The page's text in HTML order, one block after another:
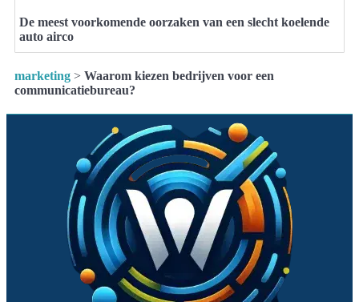
De meest voorkomende oorzaken van een slecht koelende
auto airco
marketing > Waarom kiezen bedrijven voor een
communicatiebureau?